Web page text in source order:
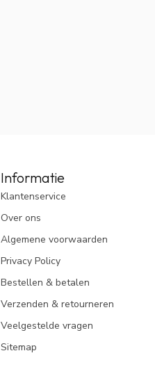
Informatie
Klantenservice
Over ons
Algemene voorwaarden
Privacy Policy
Bestellen & betalen
Verzenden & retourneren
Veelgestelde vragen
Sitemap